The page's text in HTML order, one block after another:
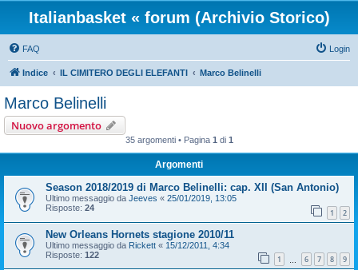
Italianbasket « forum (Archivio Storico)
FAQ Login
Indice IL CIMITERO DEGLI ELEFANTI Marco Belinelli
Marco Belinelli
Nuovo argomento
35 argomenti • Pagina 1 di 1
Argomenti
Season 2018/2019 di Marco Belinelli: cap. XII (San Antonio)
Ultimo messaggio da Jeeves « 25/01/2019, 13:05
Risposte: 24 1 2
New Orleans Hornets stagione 2010/11
Ultimo messaggio da Rickett « 15/12/2011, 4:34
Risposte: 122 1 6 7 8 9